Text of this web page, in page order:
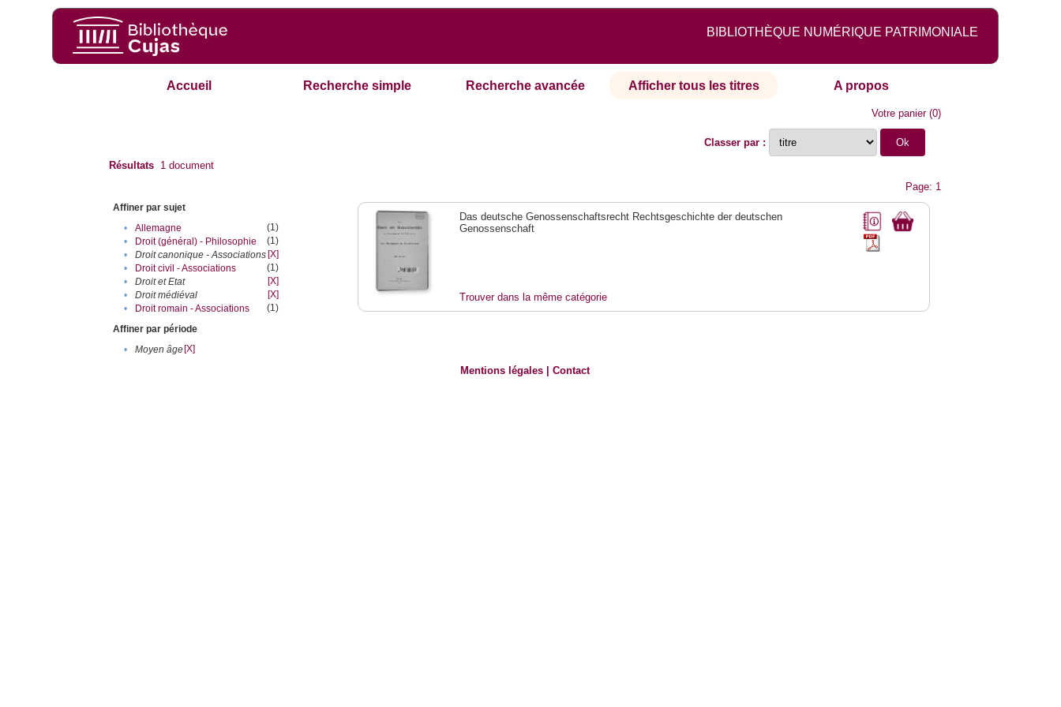
BIBLIOTHÈQUE NUMÉRIQUE PATRIMONIALE
Accueil Recherche simple Recherche avancée Afficher tous les titres A propos
Votre panier(0)
Classer par :
Résultats 1 document
Page: 1
Affiner par sujet
•
Allemagne
(1)
•
Droit (général) - Philosophie
(1)
•
Droit canonique - Associations [X]
•
Droit civil - Associations
(1)
•
Droit et Etat
[X]
•
Droit médiéval
[X]
•
Droit romain - Associations
(1)
Affiner par période
•
Moyen âge[X]
Das deutsche Genossenschaftsrecht Rechtsgeschichte der deutschen
Genossenschaft
Trouver dans la même catégorie
Mentions légales |Contact